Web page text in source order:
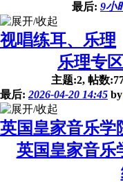
最后: 9小
视唱练耳、乐理
乐理专区
主题:2, 帖数
最后: 2026-04-20 14:45 by
英国皇家音乐学
英国皇家音乐